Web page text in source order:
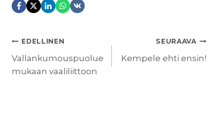
ARTIKKELIEN
SELAUS
EDELLINEN
Vallankumouspuolue
mukaan vaaliliittoon
SEURAAVA
Kempele ehti ensin!